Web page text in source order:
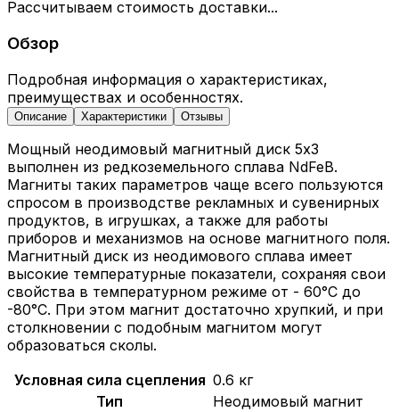
Рассчитываем стоимость доставки...
Обзор
Подробная информация о характеристиках,
преимуществах и особенностях.
Описание Характеристики Отзывы
Мощный неодимовый магнитный диск 5х3
выполнен из редкоземельного сплава NdFeB.
Магниты таких параметров чаще всего пользуются
спросом в производстве рекламных и сувенирных
продуктов, в игрушках, а также для работы
приборов и механизмов на основе магнитного поля.
Магнитный диск из неодимового сплава имеет
высокие температурные показатели, сохраняя свои
свойства в температурном режиме от - 60°C до
-80°C. При этом магнит достаточно хрупкий, и при
столкновении с подобным магнитом могут
образоваться сколы.
Условная сила сцепления 0.6 кг
Тип
Неодимовый магнит